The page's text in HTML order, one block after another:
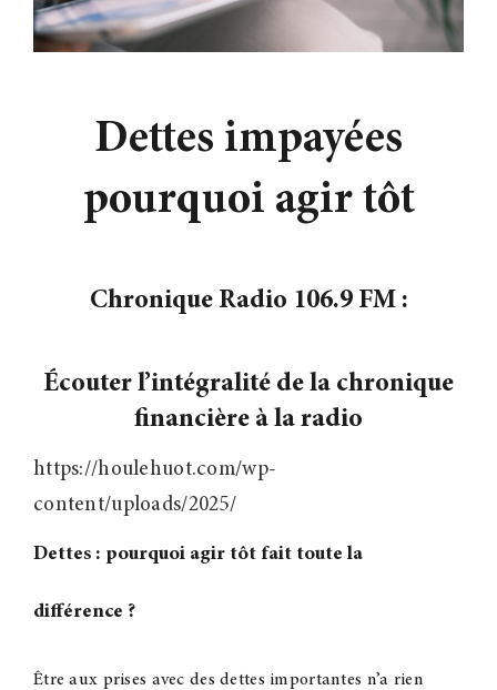
Contact
Dettes impayées
pourquoi agir tôt
Chronique Radio 106.9 FM :
Écouter l’intégralité de la chronique
financière à la radio
https://houlehuot.com/wp-
content/uploads/2025/
Dettes : pourquoi agir tôt fait toute la
différence ?
Être aux prises avec des dettes importantes n’a rien